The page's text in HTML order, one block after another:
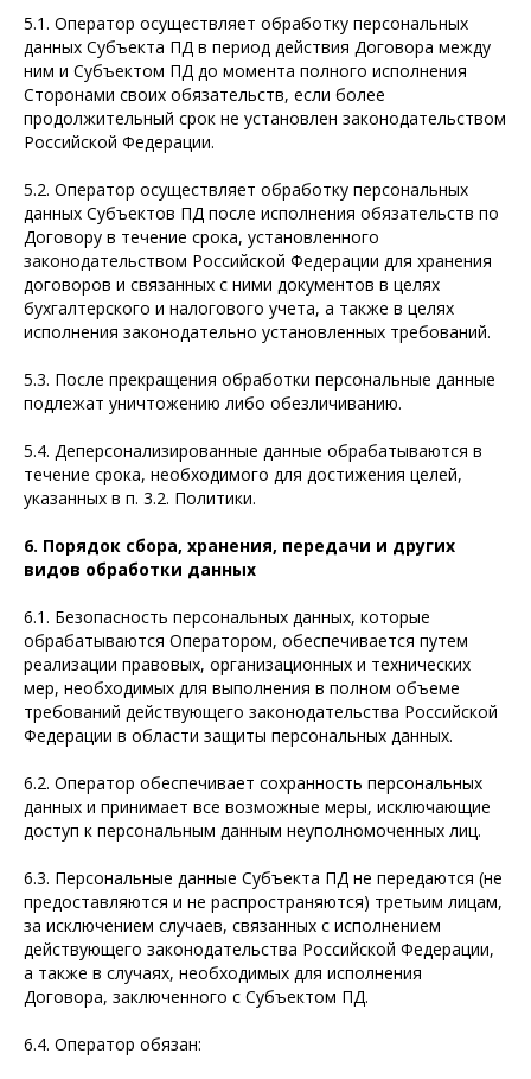
5.1. Оператор осуществляет обработку персональных
данных Субъекта ПД в период действия Договора между
ним и Субъектом ПД до момента полного исполнения
Сторонами своих обязательств, если более
продолжительный срок не установлен законодательством
Российской Федерации.
5.2. Оператор осуществляет обработку персональных
данных Субъектов ПД после исполнения обязательств по
Договору в течение срока, установленного
законодательством Российской Федерации для хранения
договоров и связанных с ними документов в целях
бухгалтерского и налогового учета, а также в целях
исполнения законодательно установленных требований.
5.3. После прекращения обработки персональные данные
подлежат уничтожению либо обезличиванию.
5.4. Деперсонализированные данные обрабатываются в
течение срока, необходимого для достижения целей,
указанных в п. 3.2. Политики.
6. Порядок сбора, хранения, передачи и других
видов обработки данных
6.1. Безопасность персональных данных, которые
обрабатываются Оператором, обеспечивается путем
реализации правовых, организационных и технических
мер, необходимых для выполнения в полном объеме
требований действующего законодательства Российской
Федерации в области защиты персональных данных.
6.2. Оператор обеспечивает сохранность персональных
данных и принимает все возможные меры, исключающие
доступ к персональным данным неуполномоченных лиц.
6.3. Персональные данные Субъекта ПД не передаются (не
предоставляются и не распространяются) третьим лицам,
за исключением случаев, связанных с исполнением
действующего законодательства Российской Федерации,
а также в случаях, необходимых для исполнения
Договора, заключенного с Субъектом ПД.
6.4. Оператор обязан: